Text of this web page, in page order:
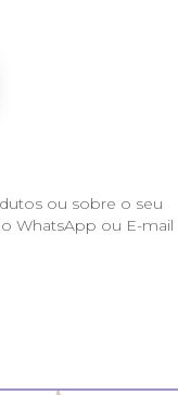
ou sobre o seu
WhatsApp ou E-mail